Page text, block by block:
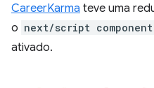
CareerKarma teve uma
o next/script component
ativado.